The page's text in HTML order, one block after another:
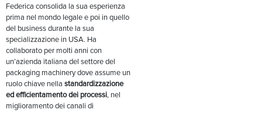
Federica consolida la sua esperienza
prima nel mondo legale e poi in quello
del business durante la sua
specializzazione in USA. Ha
collaborato per molti anni con
un’azienda italiana del settore del
packaging machinery dove assume un
ruolo chiave nella standardizzazione
ed efficientamento dei processi, nel
miglioramento dei canali di